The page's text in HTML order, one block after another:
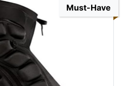
Must-Have